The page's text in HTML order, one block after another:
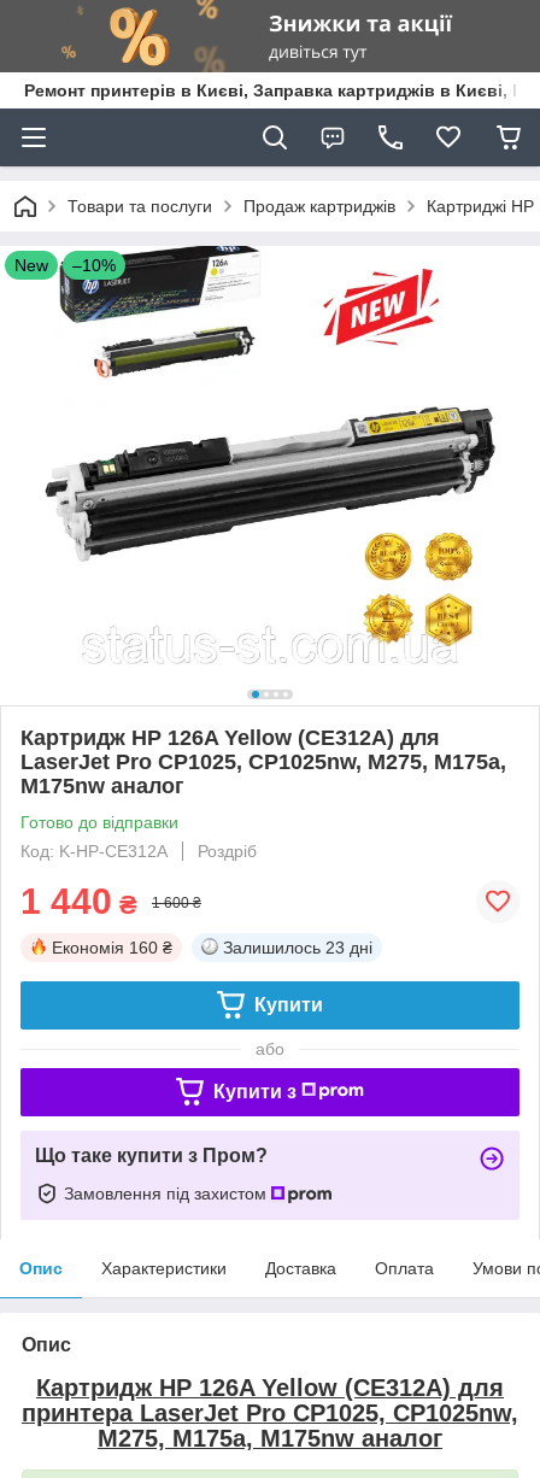
Ремонт принтерів в Києві, Заправка картриджів в Києві,
Товари та послуги Продаж картриджів Картриджі HP
New –10%
Картридж HP 126A Yellow (CE312A) для
LaserJet Pro CP1025, CP1025nw, M275, M175a,
M175nw аналог
Готово до відправки
Код: K-HP-CE312A
Роздріб
1 440 ₴ 1 600 ₴
Економія 160 ₴ Залишилось 23 дні
Купити
або
Купити з
Що таке купити з Пром?
Замовлення під захистом
Опис Характеристики Доставка Оплата Умови
Опис
Картридж HP 126A Yellow (CE312A) для
принтера LaserJet Pro CP1025, CP1025nw,
M275, M175a, M175nw аналог